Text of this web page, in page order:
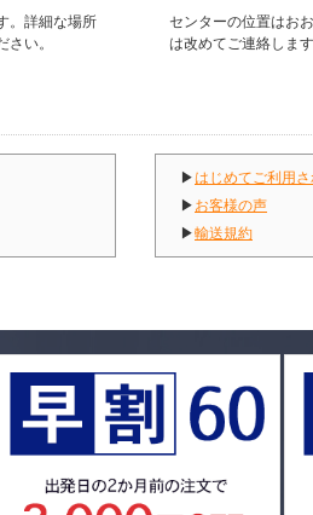
。詳細な場所
い。
センターの位置はお
は改めてご連絡しま
▶はじめてご利用
▶ お客様の声
▶輸送規約